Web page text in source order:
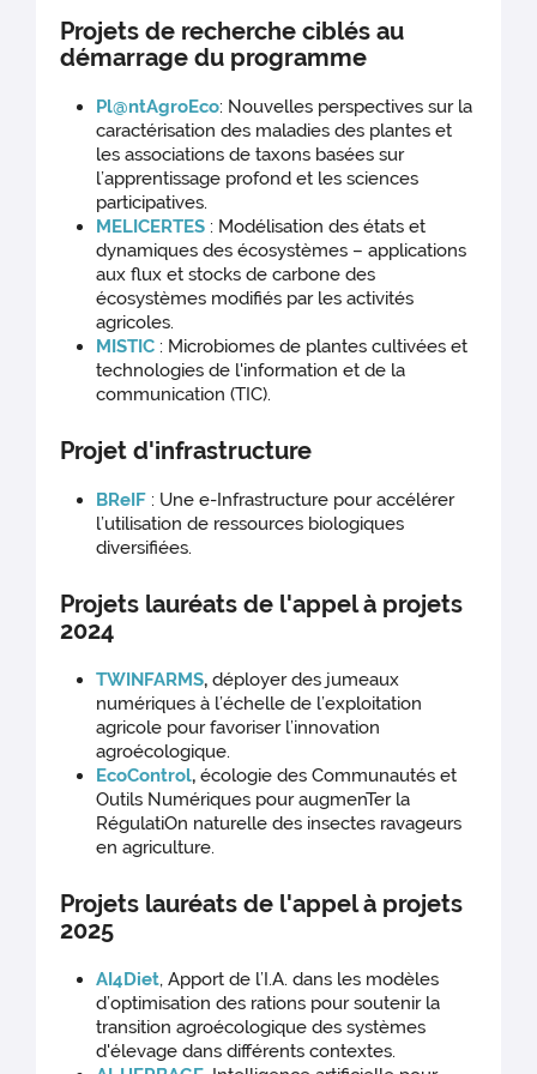
Projets de recherche ciblés au
démarrage du programme
Pl@ntAgroEco: Nouvelles perspectives sur la
caractérisation des maladies des plantes et
les associations de taxons basées sur
l’apprentissage profond et les sciences
participatives.
MELICERTES : Modélisation des états et
dynamiques des écosystèmes – applications
aux flux et stocks de carbone des
écosystèmes modifiés par les activités
agricoles.
MISTIC : Microbiomes de plantes cultivées et
technologies de l'information et de la
communication (TIC).
Projet d'infrastructure
BReIF : Une e-Infrastructure pour accélérer
l’utilisation de ressources biologiques
diversifiées.
Projets lauréats de l'appel à projets
2024
TWINFARMS, déployer des jumeaux
numériques à l’échelle de l’exploitation
agricole pour favoriser l’innovation
agroécologique.
EcoControl, écologie des Communautés et
Outils Numériques pour augmenTer la
RégulatiOn naturelle des insectes ravageurs
en agriculture.
Projets lauréats de l'appel à projets
2025
AI4Diet, Apport de l’I.A. dans les modèles
d’optimisation des rations pour soutenir la
transition agroécologique des systèmes
d'élevage dans différents contextes.